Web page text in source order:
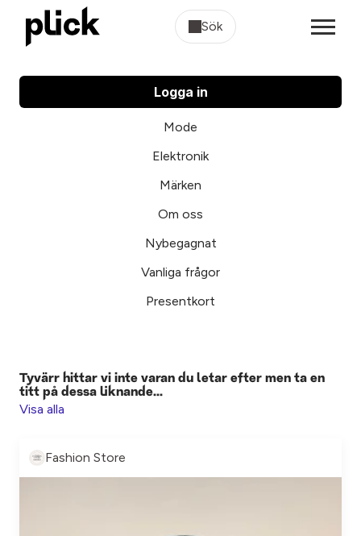
Sök
Logga in
Mode
Elektronik
Märken
Om oss
Nybegagnat
Vanliga frågor
Presentkort
Tyvärr hittar vi inte varan du letar efter men ta en
titt på dessa liknande...
Visa alla
Fashion Store